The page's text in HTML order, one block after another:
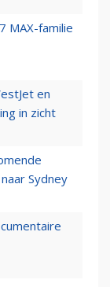
MAX-familie
en
in zicht
Sydney